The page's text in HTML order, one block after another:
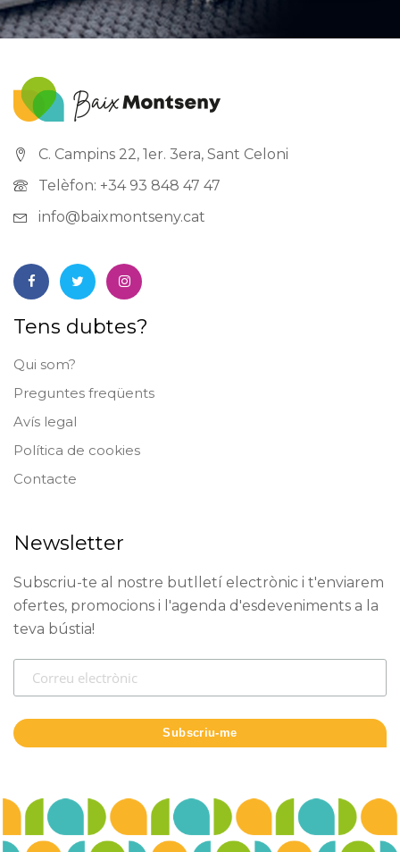
C. Campins 22, 1er. 3era, Sant Celoni
Telèfon: +34 93 848 47 47
info@baixmontseny.cat
Tens dubtes?
Qui som?
Preguntes freqüents
Avís legal
Política de cookies
Contacte
Newsletter
Subscriu-te al nostre butlletí electrònic i t'enviarem
ofertes, promocions i l'agenda d'esdeveniments a la
teva bústia!